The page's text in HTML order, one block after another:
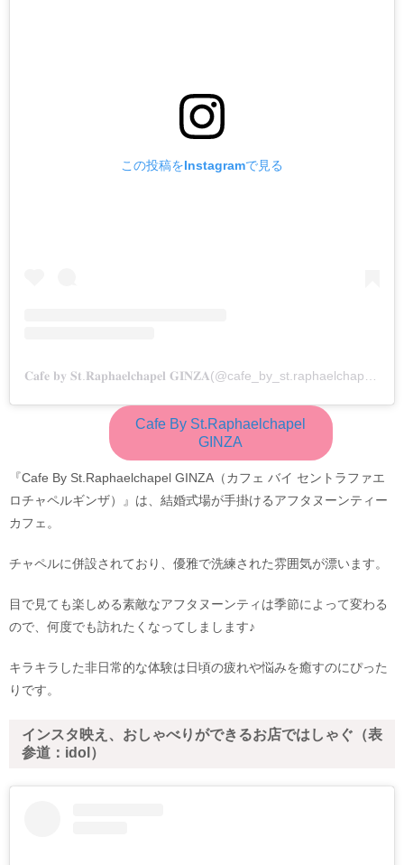
この投稿をInstagramで見る
Cafe By St.Raphaelchapel
GINZA
『Cafe By St.Raphaelchapel GINZA（カフェ バイ セントラファエ
ロチャペルギンザ）』は、結婚式場が手掛けるアフタヌーンティー
カフェ。
チャペルに併設されており、優雅で洗練された雰囲気が漂います。
目で見ても楽しめる素敵なアフタヌーンティは季節によって変わる
ので、何度でも訪れたくなってしまします♪
キラキラした非日常的な体験は日頃の疲れや悩みを癒すのにぴった
りです。
インスタ映え、おしゃべりができるお店ではしゃぐ（表
参道：idol）